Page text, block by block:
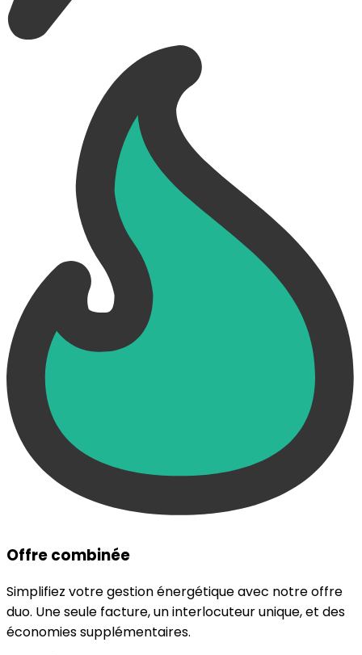
Offre combinée
Simplifiez votre gestion énergétique avec notre offre
duo. Une seule facture, un interlocuteur unique, et des
économies supplémentaires.